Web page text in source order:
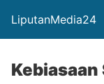
LiputanMedia24